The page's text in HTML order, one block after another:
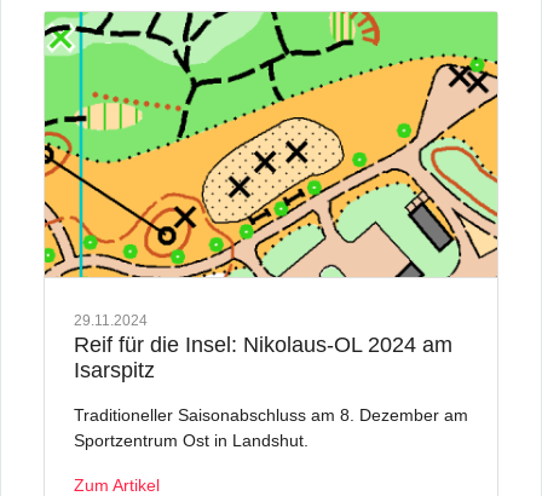
29.11.2024
Reif für die Insel: Nikolaus-OL 2024 am
Isarspitz
Traditioneller Saisonabschluss am 8. Dezember am
Sportzentrum Ost in Landshut.
Zum Artikel